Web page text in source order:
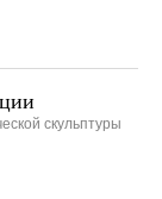
скульптуры